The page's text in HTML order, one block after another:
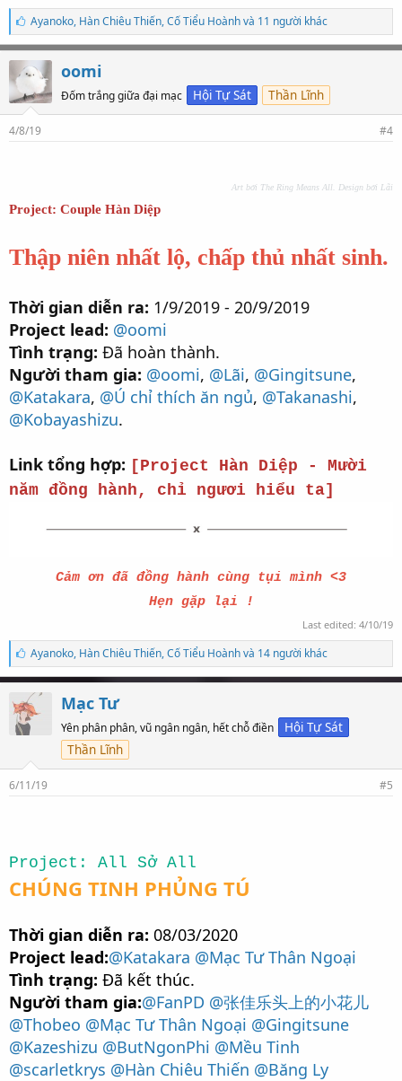
S
ố
l
ư
ợ
t
t
í
Ayanoko, Hàn Chiêu Thiến,Cố Tiểu Hoành và 11 người khác
oomi
Đốm trắng giữa đại mạc Hội Tự Sát Thần Lĩnh
4/8/19 #4
Art bởi The Ring Means All. Design bởi Lãi
Project: Couple Hàn Diệp
Thập niên nhất lộ, chấp thủ nhất sinh.
Thời gian diễn ra: 1/9/2019 - 20/9/2019
Project lead: @oomi
Tình trạng: Đã hoàn thành.
Người tham gia: @oomi, @Lãi, @Gingitsune,
@Katakara, @Ú chỉ thích ăn ngủ, @Takanashi,
@Kobayashizu.
Link tổng hợp: [Project Hàn Diệp - Mười
năm đồng hành, chỉ ngươi hiểu ta]
Cảm ơn đã đồng hành cùng tụi mình <3
Hẹn gặp lại !
Last edited: 4/10/19
S
ố
l
ư
ợ
t
t
í
c
Ayanoko, Hàn Chiêu Thiến,Cố Tiểu Hoành và 14 người khác
Mạc Tư
Yên phân phân, vũ ngân ngân, hết chỗ điền
Hội Tự Sát
Thần Lĩnh
6/11/19 #5
Project: All Sở All
CHÚNG TINH PHỦNG TÚ
Thời gian diễn ra: 08/03/2020
Project lead:@Katakara @Mạc Tư Thân Ngoại
Tình trạng: Đã kết thúc.
Người tham gia:@FanPD @张佳乐头上的小花儿
@Thobeo @Mạc Tư Thân Ngoại @Gingitsune
@Kazeshizu @ButNgonPhi @Mều Tinh
@scarletkrys @Hàn Chiêu Thiến @Băng Ly